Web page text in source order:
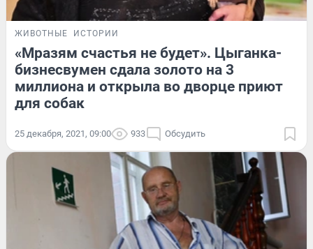
ЖИВОТНЫЕ ИСТОРИИ
«Мразям счастья не будет». Цыганка-
бизнесвумен сдала золото на 3
миллиона и открыла во дворце приют
для собак
25 декабря, 2021, 09:00 933 Обсудить